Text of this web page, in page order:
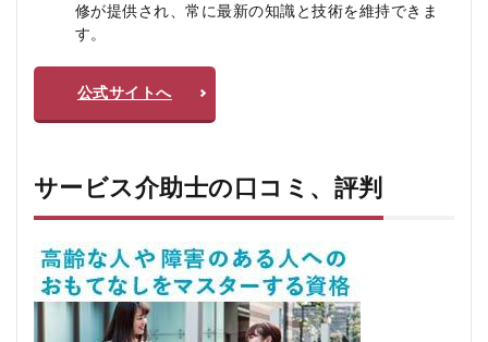
あ
問
＆A
5.1
Q1:
サー
ビス
介助
士の
資格
修が提供され、常に最新の知識と技術を維持できま
す。
公式サイトへ
サービス介助士の口コミ、評判